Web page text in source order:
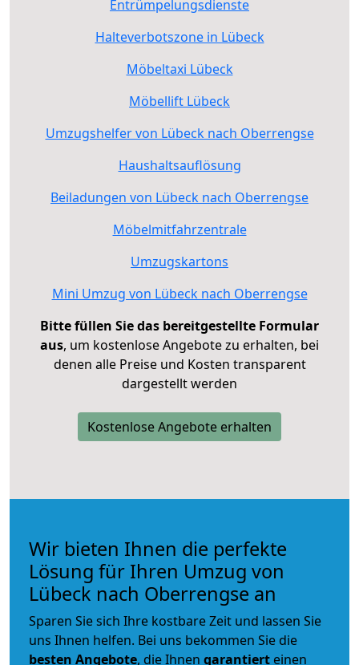
Entrümpelungsdienste
Halteverbotszone in Lübeck
Möbeltaxi Lübeck
Möbellift Lübeck
Umzugshelfer von Lübeck nach Oberrengse
Haushaltsauflösung
Beiladungen von Lübeck nach Oberrengse
Möbelmitfahrzentrale
Umzugskartons
Mini Umzug von Lübeck nach Oberrengse
Bitte füllen Sie das bereitgestellte Formular
aus, um kostenlose Angebote zu erhalten, bei
denen alle Preise und Kosten transparent
dargestellt werden
Kostenlose Angebote erhalten
Wir bieten Ihnen die perfekte
Lösung für Ihren Umzug von
Lübeck nach Oberrengse an
Sparen Sie sich Ihre kostbare Zeit und lassen Sie
uns Ihnen helfen. Bei uns bekommen Sie die
besten Angebote, die Ihnen garantiert einen